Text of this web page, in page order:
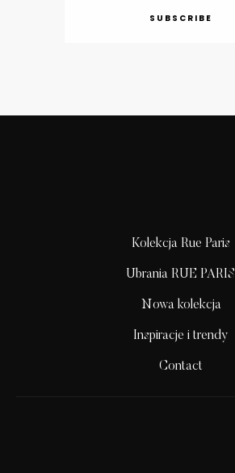
SUBSCRIBE
Kolekcja Rue Paris
Ubrania RUE PARIS
Nowa kolekcja
Inspiracje i trendy
Contact